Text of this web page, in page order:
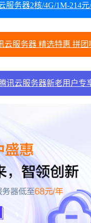
服务器2核/4G/1M-214
云服务器 精选特惠 拼团
讯云服务器新老用户专